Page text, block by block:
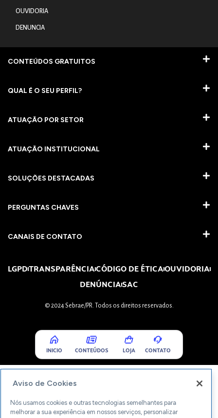
OUVIDORIA
DENUNCIA
CONTEÚDOS GRATUITOS
QUAL É O SEU PERFIL?
ATUAÇÃO POR SETOR
ATUAÇÃO INSTITUCIONAL
SOLUÇÕES DESTACADAS
PERGUNTAS CHAVES​
CANAIS DE CONTATO
LGPDTRANSPARÊNCIACÓDIGO DE ÉTICAOUVIDORIA
DENÚNCIASAC
© 2024 Sebrae/PR. Todos os direitos reservados.
INICIO CONTEÚDOS LOJA CONTATO
Aviso de Cookies
Nós usamos cookies e outras tecnologias semelhantes para
melhorar a sua experiência em nossos serviços, personalizar